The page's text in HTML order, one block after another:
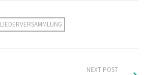
NEXT POST